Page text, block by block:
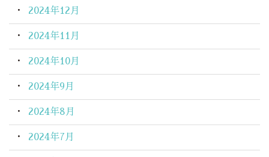
2024年12月
2024年11月
2024年10月
2024年9月
2024年8月
2024年7月